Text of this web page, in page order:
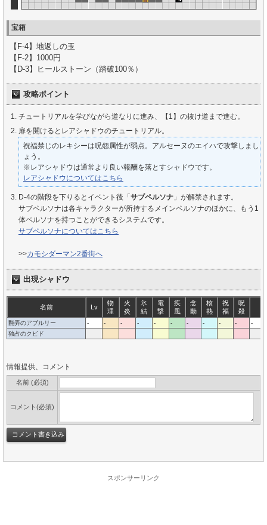
宝箱
【F-4】地返しの玉
【F-2】1000円
【D-3】ヒールストーン（踏破100％）
攻略ポイント
チュートリアルを学びながら道なりに進み、【1】の抜け道まで進む。
扉を開けるとレアシャドウのチュートリアル。
祝福禁じのレキシーは呪怨属性が弱点。アルセーヌのエイハで攻撃しまし
ょう。
※レアシャドウは通常より良い報酬を落とすシャドウです。
レアシャドウについてはこちら
D-4の階段を下りるとイベント後「 サブペルソナ 」が解禁されます。
サブペルソナは各キャラクターが所持するメインペルソナのほかに、もう1
体ペルソナを持つことができるシステムです。
サブペルソナについてはこちら
>>カモシダーマン2番街へ
出現シャドウ
名前 Lv
物
理
火
炎
氷
結
電
撃
疾
風
念
動
核
熱
祝
福
呪
殺
翻弄のアブルリー - - - - - - - - - -
-
独占のクビド
情報提供、コメント
名前 (必須)
コメント(必須)
スポンサーリンク